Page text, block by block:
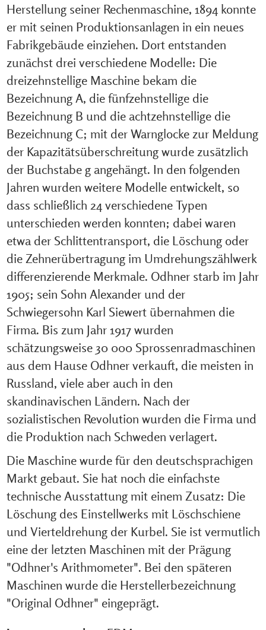
Herstellung seiner Rechenmaschine, 1894 konnte
er mit seinen Produktionsanlagen in ein neues
Fabrikgebäude einziehen. Dort entstanden
zunächst drei verschiedene Modelle: Die
dreizehnstellige Maschine bekam die
Bezeichnung A, die fünfzehnstellige die
Bezeichnung B und die achtzehnstellige die
Bezeichnung C; mit der Warnglocke zur Meldung
der Kapazitätsüberschreitung wurde zusätzlich
der Buchstabe g angehängt. In den folgenden
Jahren wurden weitere Modelle entwickelt, so
dass schließlich 24 verschiedene Typen
unterschieden werden konnten; dabei waren
etwa der Schlittentransport, die Löschung oder
die Zehnerübertragung im Umdrehungszählwerk
differenzierende Merkmale. Odhner starb im Jahr
1905; sein Sohn Alexander und der
Schwiegersohn Karl Siewert übernahmen die
Firma. Bis zum Jahr 1917 wurden
schätzungsweise 30 000 Sprossenradmaschinen
aus dem Hause Odhner verkauft, die meisten in
Russland, viele aber auch in den
skandinavischen Ländern. Nach der
sozialistischen Revolution wurden die Firma und
die Produktion nach Schweden verlagert.
Die Maschine wurde für den deutschsprachigen
Markt gebaut. Sie hat noch die einfachste
technische Ausstattung mit einem Zusatz: Die
Löschung des Einstellwerks mit Löschschiene
und Vierteldrehung der Kurbel. Sie ist vermutlich
eine der letzten Maschinen mit der Prägung
"Odhner's Arithmometer". Bei den späteren
Maschinen wurde die Herstellerbezeichnung
"Original Odhner" eingeprägt.